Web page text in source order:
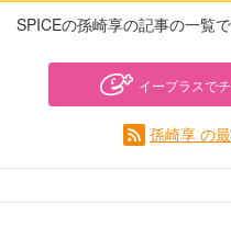
SPICEの孫崎享の記事の一覧
イープラスで
孫崎享 の